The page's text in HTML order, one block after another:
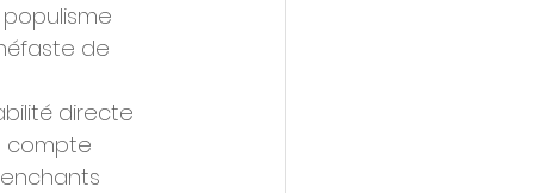
de
directe
compte